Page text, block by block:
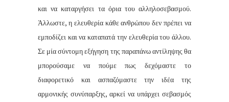
και να καταργήσει τα όρια του αλληλοσεβασμού.
Άλλωστε, η ελευθερία κάθε ανθρώπου δεν πρέπει να
εμποδίζει και να καταπατά την ελευθερία του άλλου.
Σε μία σύντομη εξήγηση της παραπάνω αντίληψης θα
μπορούσαμε να πούμε πως δεχόμαστε το
διαφορετικό και ασπαζόμαστε την ιδέα της
αρμονικής συνύπαρξης, αρκεί να υπάρχει σεβασμός